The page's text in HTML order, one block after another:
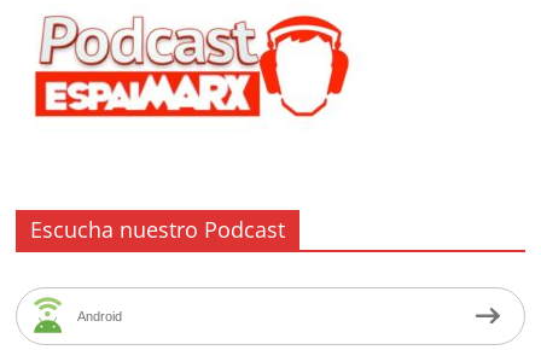
Escucha nuestro Podcast
Android